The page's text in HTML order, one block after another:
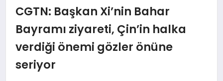
TEKNOLOJI
CGTN: Başkan Xi’nin Bahar
Bayramı ziyareti, Çin’in halka
verdiği önemi gözler önüne
seriyor